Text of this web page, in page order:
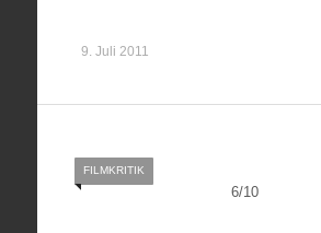
9. Juli 2011
6/10
FILMKRITIK